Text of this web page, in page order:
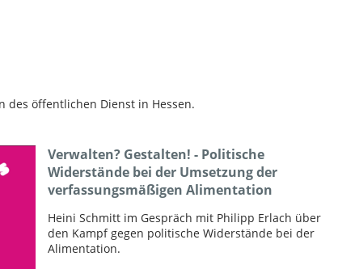
des öffentlichen Dienst in Hessen.
Verwalten? Gestalten! - Politische
Widerstände bei der Umsetzung der
verfassungsmäßigen Alimentation
Heini Schmitt im Gespräch mit Philipp Erlach über
den Kampf gegen politische Widerstände bei der
Alimentation.